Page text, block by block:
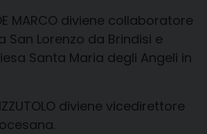
MARCO diviene collaboratore
San Lorenzo da Brindisi e
Santa Maria degli Angeli in
diviene vicedirettore